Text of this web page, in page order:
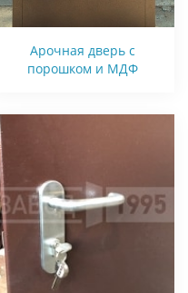
Арочная дверь с
порошком и МДФ